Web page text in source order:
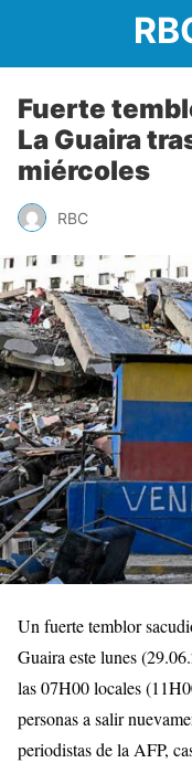
Fuerte
La Guaira
miércoles
RBC
Un fuerte temblor
Guaira este lunes
las 07H00 locales
personas a salir
periodistas de la AFP,